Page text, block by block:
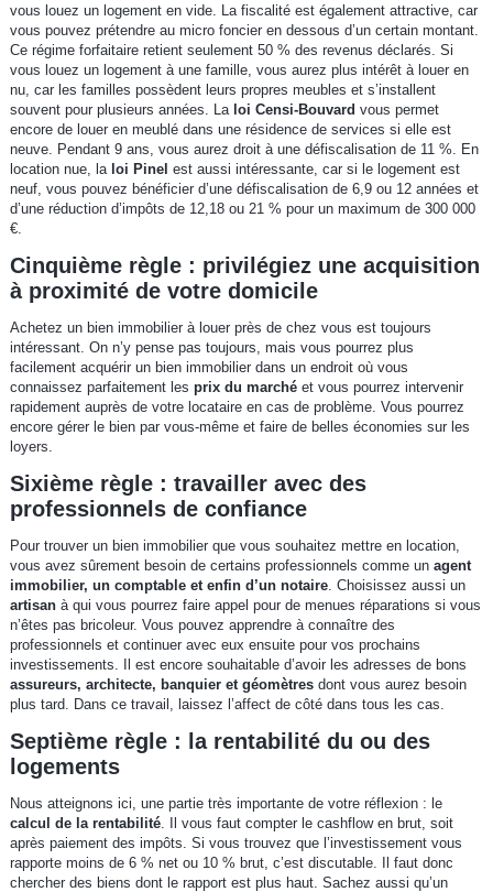
vous louez un logement en vide. La fiscalité est également attractive, car
vous pouvez prétendre au micro foncier en dessous d’un certain montant.
Ce régime forfaitaire retient seulement 50 % des revenus déclarés. Si
vous louez un logement à une famille, vous aurez plus intérêt à louer en
nu, car les familles possèdent leurs propres meubles et s’installent
souvent pour plusieurs années. La loi Censi-Bouvard vous permet
encore de louer en meublé dans une résidence de services si elle est
neuve. Pendant 9 ans, vous aurez droit à une défiscalisation de 11 %. En
location nue, la loi Pinel est aussi intéressante, car si le logement est
neuf, vous pouvez bénéficier d’une défiscalisation de 6,9 ou 12 années et
d’une réduction d’impôts de 12,18 ou 21 % pour un maximum de 300 000
€.
Cinquième règle : privilégiez une acquisition
à proximité de votre domicile
Achetez un bien immobilier à louer près de chez vous est toujours
intéressant. On n’y pense pas toujours, mais vous pourrez plus
facilement acquérir un bien immobilier dans un endroit où vous
connaissez parfaitement les prix du marchéet vous pourrez intervenir
rapidement auprès de votre locataire en cas de problème. Vous pourrez
encore gérer le bien par vous-même et faire de belles économies sur les
loyers.
Sixième règle : travailler avec des
professionnels de confiance
Pour trouver un bien immobilier que vous souhaitez mettre en location,
vous avez sûrement besoin de certains professionnels comme un agent
immobilier, un comptable et enfin d’un notaire. Choisissez aussi un
artisan à qui vous pourrez faire appel pour de menues réparations si vous
n’êtes pas bricoleur. Vous pouvez apprendre à connaître des
professionnels et continuer avec eux ensuite pour vos prochains
investissements. Il est encore souhaitable d’avoir les adresses de bons
assureurs, architecte, banquier et géomètresdont vous aurez besoin
plus tard. Dans ce travail, laissez l’affect de côté dans tous les cas.
Septième règle : la rentabilité du ou des
logements
Nous atteignons ici, une partie très importante de votre réflexion : le
calcul de la rentabilité. Il vous faut compter le cashflow en brut, soit
après paiement des impôts. Si vous trouvez que l’investissement vous
rapporte moins de 6 % net ou 10 % brut, c’est discutable. Il faut donc
chercher des biens dont le rapport est plus haut. Sachez aussi qu’un